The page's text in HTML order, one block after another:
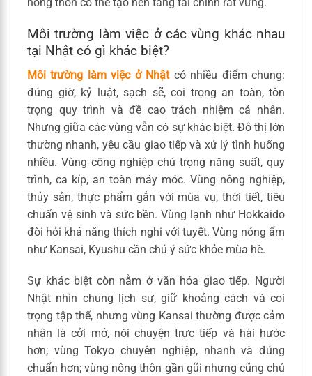
Môi trường làm việc ở các vùng khác nhau
tại Nhật có gì khác biệt?
Môi trường làm việc ở Nhậtcó nhiều điểm chung:
đúng giờ, kỷ luật, sạch sẽ, coi trọng an toàn, tôn
trọng quy trình và đề cao trách nhiệm cá nhân.
Nhưng giữa các vùng vẫn có sự khác biệt. Đô thị lớn
thường nhanh, yêu cầu giao tiếp và xử lý tình huống
nhiều. Vùng công nghiệp chú trọng năng suất, quy
trình, ca kíp, an toàn máy móc. Vùng nông nghiệp,
thủy sản, thực phẩm gắn với mùa vụ, thời tiết, tiêu
chuẩn vệ sinh và sức bền. Vùng lạnh như Hokkaido
đòi hỏi khả năng thích nghi với tuyết. Vùng nóng ẩm
như Kansai, Kyushu cần chú ý sức khỏe mùa hè.
Sự khác biệt còn nằm ở văn hóa giao tiếp. Người
Nhật nhìn chung lịch sự, giữ khoảng cách và coi
trọng tập thể, nhưng vùng Kansai thường được cảm
nhận là cởi mở, nói chuyện trực tiếp và hài hước
hơn; vùng Tokyo chuyên nghiệp, nhanh và đúng
chuẩn hơn; vùng nông thôn gần gũi nhưng cũng chú